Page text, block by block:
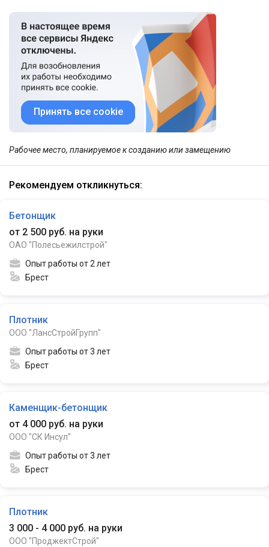
Принять все cookie
Рабочее место, планируемое к созданию или замещению
Рекомендуем откликнуться:
Бетонщик
от 2 500 руб. на руки
ОАО "Полесьежилстрой"
Опыт работы от 2 лет
Брест
Плотник
ООО "ЛансСтройГрупп"
Опыт работы от 3 лет
Брест
Каменщик-бетонщик
от 4 000 руб. на руки
ООО "СК Инсул"
Опыт работы от 3 лет
Брест
Плотник
3 000 - 4 000 руб. на руки
ООО "ПроджектСтрой"